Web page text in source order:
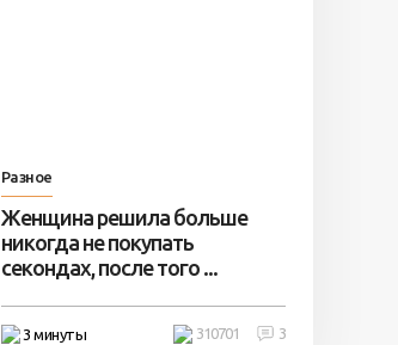
Разное
Женщина решила больше
никогда не покупать
секондах, после того ...
3 минуты 3
310701